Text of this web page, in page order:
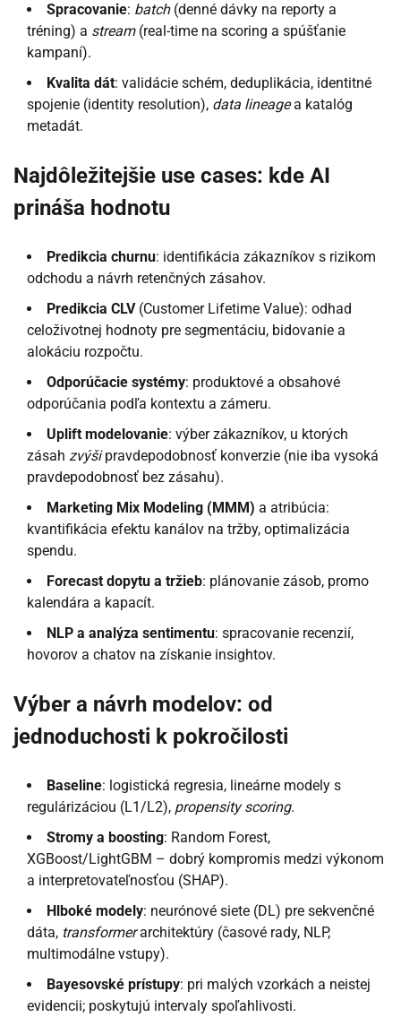
Spracovanie: batch(denné dávky na reporty a
tréning) a stream(real-time na scoring a spúšťanie
kampaní).
Kvalita dát: validácie schém, deduplikácia, identitné
spojenie (identity resolution), data lineagea katalóg
metadát.
Najdôležitejšie use cases: kde AI
prináša hodnotu
Predikcia churnu: identifikácia zákazníkov s rizikom
odchodu a návrh retenčných zásahov.
Predikcia CLV(Customer Lifetime Value): odhad
celoživotnej hodnoty pre segmentáciu, bidovanie a
alokáciu rozpočtu.
Odporúčacie systémy: produktové a obsahové
odporúčania podľa kontextu a zámeru.
Uplift modelovanie: výber zákazníkov, u ktorých
zásah zvýšipravdepodobnosť konverzie (nie iba vysoká
pravdepodobnosť bez zásahu).
Marketing Mix Modeling (MMM) a atribúcia:
kvantifikácia efektu kanálov na tržby, optimalizácia
spendu.
Forecast dopytu a tržieb: plánovanie zásob, promo
kalendára a kapacít.
NLP a analýza sentimentu: spracovanie recenzií,
hovorov a chatov na získanie insightov.
Výber a návrh modelov: od
jednoduchosti k pokročilosti
Baseline: logistická regresia, lineárne modely s
regulárizáciou (L1/L2), propensity scoring.
Stromy a boosting: Random Forest,
XGBoost/LightGBM – dobrý kompromis medzi výkonom
a interpretovateľnosťou (SHAP).
Hlboké modely: neurónové siete (DL) pre sekvenčné
dáta, transformerarchitektúry (časové rady, NLP,
multimodálne vstupy).
Bayesovské prístupy: pri malých vzorkách a neistej
evidencii; poskytujú intervaly spoľahlivosti.